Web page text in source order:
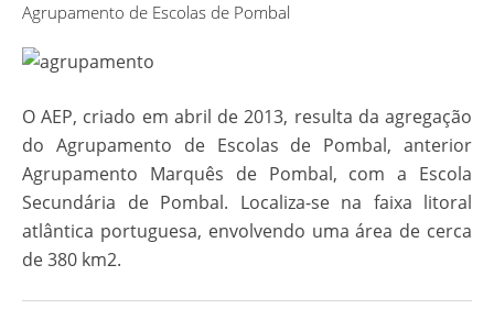
Agrupamento de Escolas de Pombal
O AEP, criado em abril de 2013, resulta da agregação
do Agrupamento de Escolas de Pombal, anterior
Agrupamento Marquês de Pombal, com a Escola
Secundária de Pombal. Localiza-se na faixa litoral
atlântica portuguesa, envolvendo uma área de cerca
de 380 km2.